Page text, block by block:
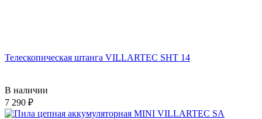
Телескопическая штанга VILLARTEC SHT 14
В наличии
7 290